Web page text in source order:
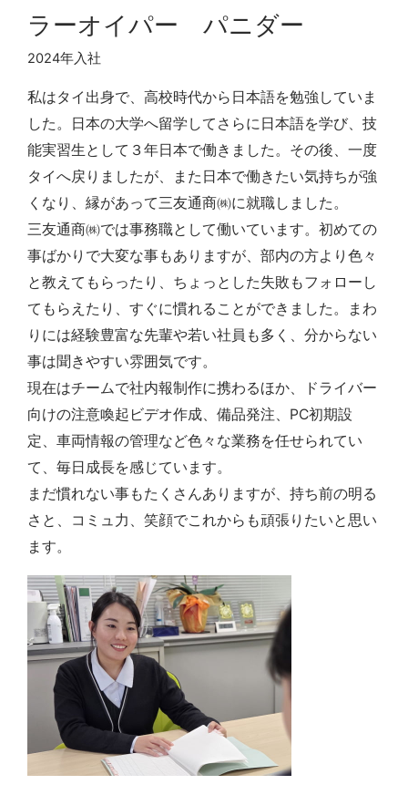
ラーオイパー パニダー
2024年入社
私はタイ出身で、高校時代から日本語を勉強していま
した。日本の大学へ留学してさらに日本語を学び、技
能実習生として３年日本で働きました。その後、一度
タイへ戻りましたが、また日本で働きたい気持ちが強
くなり、縁があって三友通商㈱に就職しました。
三友通商㈱では事務職として働いています。初めての
事ばかりで大変な事もありますが、部内の方より色々
と教えてもらったり、ちょっとした失敗もフォローし
てもらえたり、すぐに慣れることができました。まわ
りには経験豊富な先輩や若い社員も多く、分からない
事は聞きやすい雰囲気です。
現在はチームで社内報制作に携わるほか、ドライバー
向けの注意喚起ビデオ作成、備品発注、PC初期設
定、車両情報の管理など色々な業務を任せられてい
て、毎日成長を感じています。
まだ慣れない事もたくさんありますが、持ち前の明る
さと、コミュ力、笑顔でこれからも頑張りたいと思い
ます。